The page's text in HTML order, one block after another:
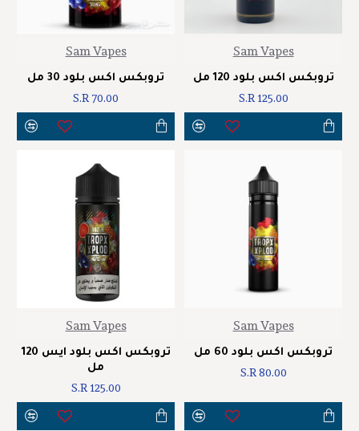
Sam Vapes
تروبكس اكس بلود 120 مل
S.R 125.00
Sam Vapes
تروبكس اكس بلود 30 مل
S.R 70.00
Sam Vapes
تروبكس اكس بلود 60 مل
S.R 80.00
Sam Vapes
تروبكس اكس بلود ايس 120
مل
S.R 125.00